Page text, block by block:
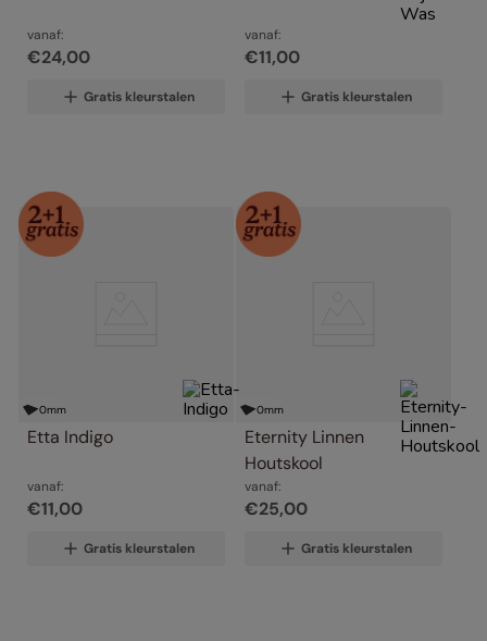
vanaf:
€24,00
Gratis kleurstalen
vanaf:
€11,00
Gratis kleurstalen
0mm
Etta Indigo
vanaf:
€11,00
Gratis kleurstalen
0mm
Eternity Linnen
Houtskool
vanaf:
€25,00
Gratis kleurstalen